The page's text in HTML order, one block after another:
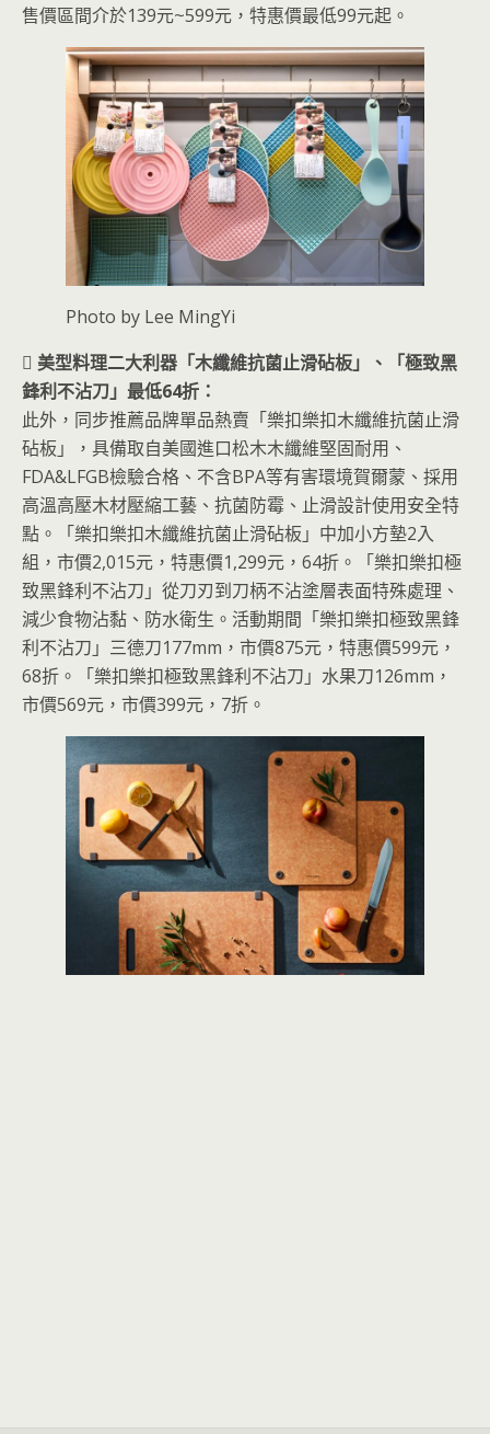
售價區間介於139元~599元，特惠價最低99元起。
Photo by Lee MingYi
 美型料理二大利器「木纖維抗菌止滑砧板」、「極致黑
鋒利不沾刀」最低64折：
此外，同步推薦品牌單品熱賣「樂扣樂扣木纖維抗菌止滑
砧板」，具備取自美國進口松木木纖維堅固耐用、
FDA&LFGB檢驗合格、不含BPA等有害環境賀爾蒙、採用
高溫高壓木材壓縮工藝、抗菌防霉、止滑設計使用安全特
點。「樂扣樂扣木纖維抗菌止滑砧板」中加小方墊2入
組，市價2,015元，特惠價1,299元，64折。「樂扣樂扣極
致黑鋒利不沾刀」從刀刃到刀柄不沾塗層表面特殊處理、
減少食物沾黏、防水衛生。活動期間「樂扣樂扣極致黑鋒
利不沾刀」三德刀177mm，市價875元，特惠價599元，
68折。「樂扣樂扣極致黑鋒利不沾刀」水果刀126mm，
市價569元，市價399元，7折。